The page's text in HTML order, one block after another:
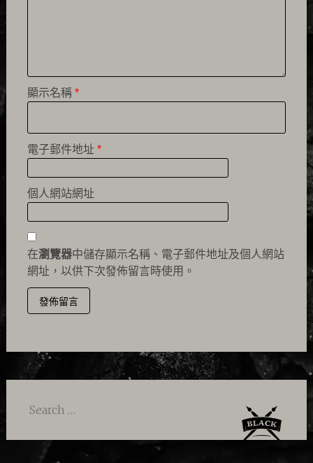
顯示名稱 *
電子郵件地址 *
個人網站網址
在瀏覽器中儲存顯示名稱、電子郵件地址及個人網站
網址，以供下次發佈留言時使用。
Search